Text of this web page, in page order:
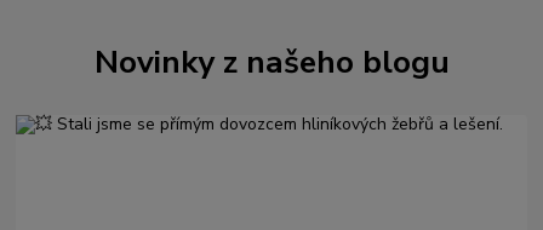
Novinky z našeho blogu